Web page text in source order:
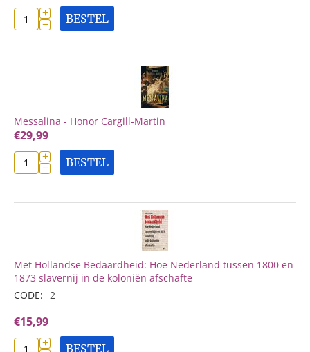
+
− BESTEL
Messalina - Honor Cargill-Martin
€29,99
+
− BESTEL
Met Hollandse Bedaardheid: Hoe Nederland tussen 1800 en
1873 slavernij in de koloniën afschafte
CODE: 2
€15,99
+
BESTEL